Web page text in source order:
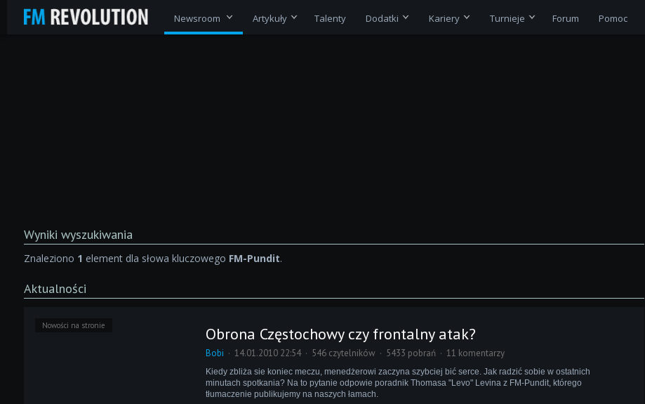
Newsroom Artykuły Talenty Dodatki Kariery Turnieje Forum Pomoc
Wyniki wyszukiwania
Znaleziono 1 element dla słowa kluczowego FM-Pundit.
Aktualności
Nowości na stronie Obrona Częstochowy czy frontalny atak?
Bobi 14.01.2010 22:54 546 czytelników 5433 pobrań 11 komentarzy
Kiedy zbliża sie koniec meczu, menedżerowi zaczyna szybciej bić serce. Jak radzić sobie w ostatnich
minutach spotkania? Na to pytanie odpowie poradnik Thomasa "Levo" Levina z FM-Pundit, którego
tłumaczenie publikujemy na naszych łamach.